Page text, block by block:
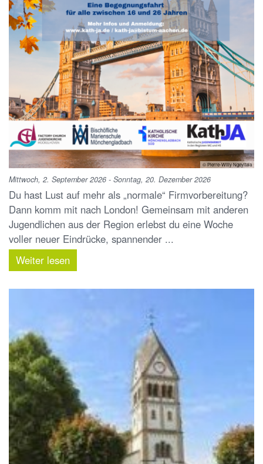
© Pierre-Willy Ngeyitala
Mittwoch, 2. September 2026 - Sonntag, 20. Dezember 2026
Du hast Lust auf mehr als „normale“ Firmvorbereitung?
Dann komm mit nach London! Gemeinsam mit anderen
Jugendlichen aus der Region erlebst du eine Woche
voller neuer Eindrücke, spannender ...
Weiter lesen